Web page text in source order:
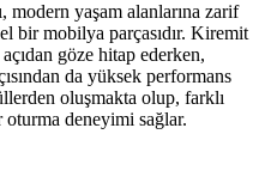
modern yaşam alanlarına zarif
bir mobilya parçasıdır. Kiremit
göze hitap ederken,
da yüksek performans
oluşmakta olup, farklı
deneyimi sağlar.